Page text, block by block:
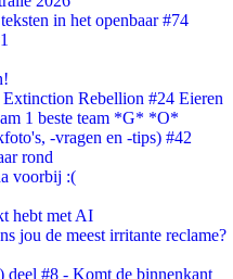
in het openbaar #74
Rebellion #24 Eieren
1 beste team *G* *O*
-vragen en -tips) #42
rond
voorbij :(
hebt met AI
jou de meest irritante reclame?
deel #8 - Komt de binnenkant